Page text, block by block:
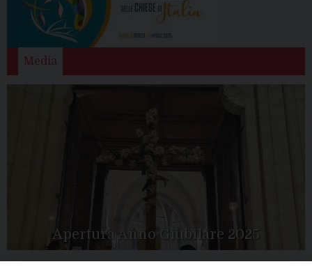
Media
Apertura Anno Giubilare 2025